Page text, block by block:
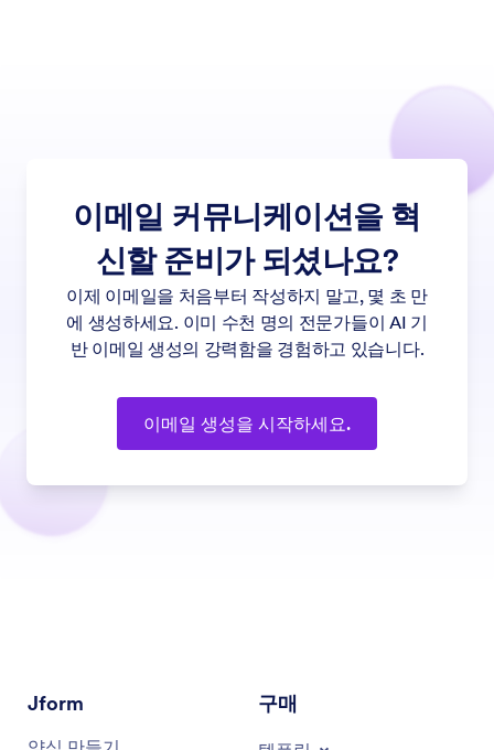
이메일 커뮤니케이션을 혁
신할 준비가 되셨나요?
이제 이메일을 처음부터 작성하지 말고, 몇 초 만
에 생성하세요. 이미 수천 명의 전문가들이 AI 기
반 이메일 생성의 강력함을 경험하고 있습니다.
이메일 생성을 시작하세요.
Jform 구매